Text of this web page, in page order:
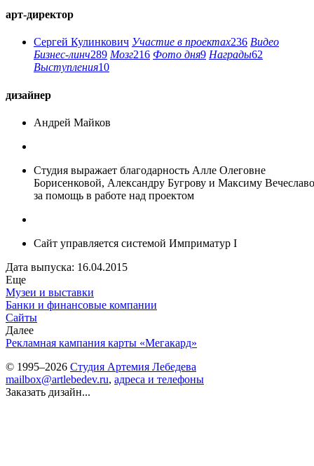
арт-директор
Сергей Кулинкович Участие в проектах236 Видео
Бизнес-линч289 Мозг216 Фото дня9 Награды62
Выступления10
дизайнер
Андрей Майков
Студия выражает благодарность Алле Олеговне
Борисенковой, Александру Бугрову и Максиму
за помощь в работе над проектом
Сайт управляется системой Имприматур I
Дата выпуска: 16.04.2015
Еще
Музеи и выставки
Банки и финансовые компании
Сайты
Далее
Рекламная кампания карты «Мегакард»
© 1995–2026 Студия Артемия Лебедева
mailbox@artlebedev.ru, адреса и телефоны
Заказать дизайн...